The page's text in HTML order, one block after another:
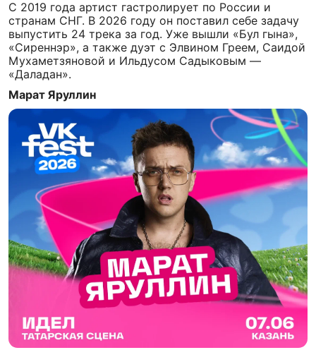
С 2019 года артист гастролирует по России и
странам СНГ. В 2026 году он поставил себе задачу
выпустить 24 трека за год. Уже вышли «Бул гына»,
«Сиреннэр», а также дуэт с Элвином Греем, Саидой
Мухаметзяновой и Ильдусом Садыковым —
«Даладан».
Марат Яруллин